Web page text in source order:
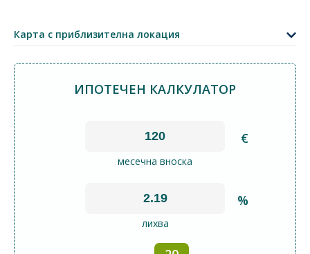
Карта с приблизителна локация
ИПОТЕЧЕН КАЛКУЛАТОР
€
месечна вноска
%
лихва